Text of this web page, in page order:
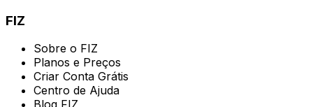
FIZ
Sobre o FIZ
Planos e Preços
Criar Conta Grátis
Centro de Ajuda